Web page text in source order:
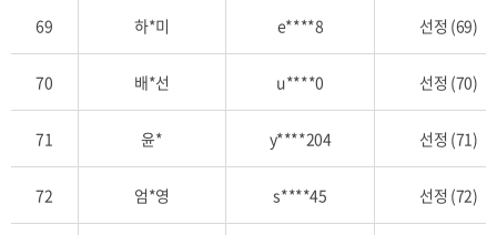
69 하*미 e****8 선정 (69)
70 배*선 u****0 선정 (70)
71 윤* y****204 선정 (71)
72 엄*영 s****45 선정 (72)